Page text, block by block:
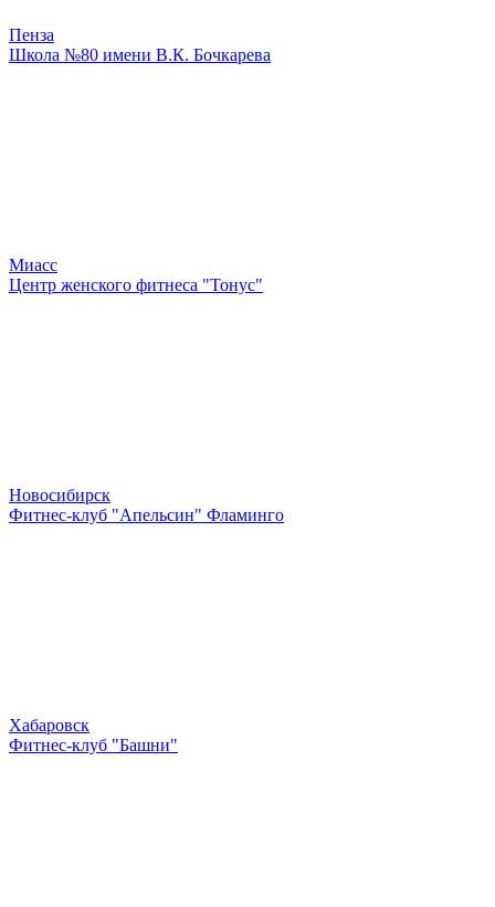
Пенза
Школа №80 имени В.К. Бочкарева
Миасс
Центр женского фитнеса "Тонус"
Новосибирск
Фитнес-клуб "Апельсин" Фламинго
Хабаровск
Фитнес-клуб "Башни"